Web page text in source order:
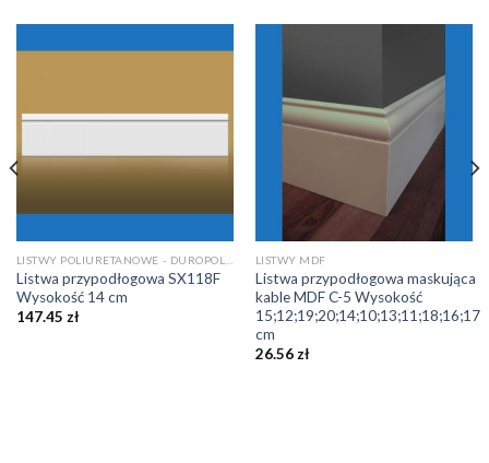
Listwa przypodłogowa SX118F
Wysokość 14 cm
147.45 zł
LISTWY MDF
Listwa przypodłogowa maskująca
kable MDF C-5 Wysokość
15;12;19;20;14;10;13;11;18;16;17
cm
26.56 zł